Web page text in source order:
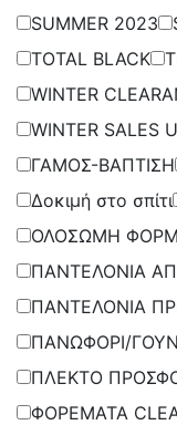
SUMMER 2023
TOTAL BLACK
WINTER
WINTER SALES
ΓΑΜΟΣ-ΒΑΠΤΙΣΗ
Δοκιμή στο σπίτι
ΟΛΟΣΩΜΗ
ΠΑΝΤΕΛΟΝΙΑ
ΠΑΝΤΕΛΟΝΙΑ
ΠΑΝΩΦΟΡΙ/
ΠΛΕΚΤΟ
ΦΟΡΕΜΑΤΑ